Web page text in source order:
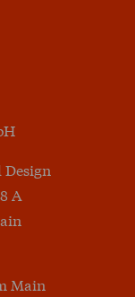
A
Main